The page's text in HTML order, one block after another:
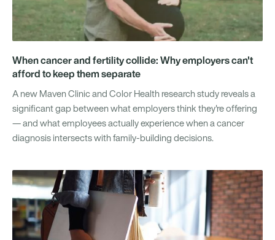
When cancer and fertility collide: Why employers can't
afford to keep them separate
A new Maven Clinic and Color Health research study reveals a
significant gap between what employers think they're offering
— and what employees actually experience when a cancer
diagnosis intersects with family-building decisions.